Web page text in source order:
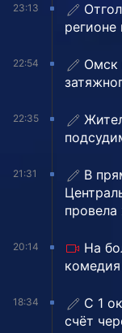
23:13
22:54
Омск
22:35
21:31
В
провела
20:14
На
18:34
С 1
счёт